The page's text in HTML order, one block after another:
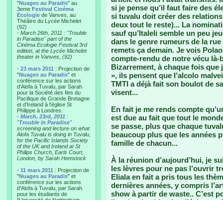
"Nuages au Paradis" au
3eme Festival Cinéma
Ecologie de Vanves, au
Théâtre du Lycée Michelet
(92)
- March 26th, 2011 : "Trouble
in Paradise" part of the
Cinéma Ecologie Festival 3rd
edition, at the Lycée Michelet
theater in Vanves, (92)
- 23 mars 2011 : Projection de
"Nuages au Paradis" et
conférence sur les actions
d'Alofa à Tuvalu, par Sarah
pour la Société des Iles du
Pacifique de Grande Bretagne
et d'Ireland à l'église St
Philippe à Londres.
- March, 23rd, 2011 :
"Trouble in Paradise"
screening and lecture on what
Alofa Tuvalu is doing in Tuvalu,
for the Pacific Islands Society
of the UK and Ireland at St
Philips Church, Earls Court,
London, by Sarah Hemstock
- 11 mars 2011 : Projection de
"Nuages au Paradis" et
conférence sur les actions
d'Alofa à Tuvalu, par Sarah
pour les étudiants de
si je pense qu’il faut faire des
si tuvalu doit créer des
deux tout le reste)... La
sauf qu’Italeli semble un peu
dans le genre rumeurs de la
remets ça demain. Je vois
compte-rendu de notre vécu là-
Bizarrement, à chaque fois que
», ils pensent que l’alcolo
TMTI a déjà fait son boulot de
visent...
En fait je me rends compte
est due au fait que tout le
se passe, plus que chaque
beaucoup plus que les années
famille de chacun...
À la réunion d’aujourd’hui, je
les lèvres pour ne pas l’ouvrir
Eliala en fait a pris tous les
dernières années, y compris
show à partir de waste.. C’est